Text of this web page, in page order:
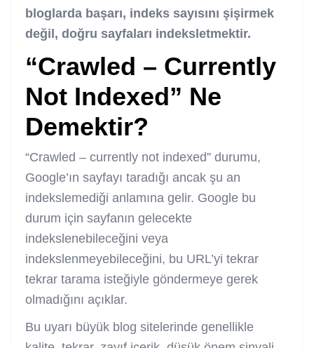
bloglarda başarı, indeks sayısını şişirmek
değil, doğru sayfaları indeksletmektir.
“Crawled – Currently
Not Indexed” Ne
Demektir?
“Crawled – currently not indexed” durumu,
Google’ın sayfayı taradığı ancak şu an
indekslemediği anlamına gelir. Google bu
durum için sayfanın gelecekte
indekslenebileceğini veya
indekslenmeyebileceğini, bu URL’yi tekrar
tekrar tarama isteğiyle göndermeye gerek
olmadığını açıklar.
Bu uyarı büyük blog sitelerinde genellikle